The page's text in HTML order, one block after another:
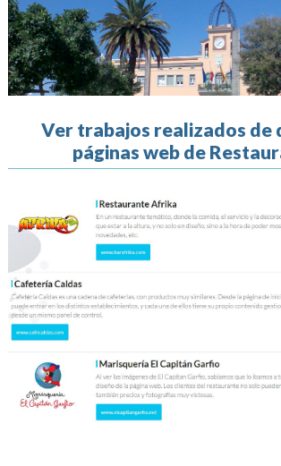
Ver trabajos realizados de
páginas web de